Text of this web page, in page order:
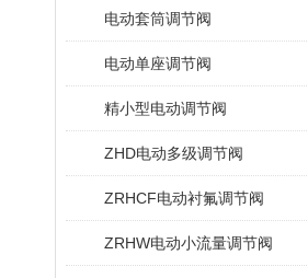
电动套筒调节阀
电动单座调节阀
精小型电动调节阀
ZHD电动多级调节阀
ZRHCF电动衬氟调节阀
ZRHW电动小流量调节阀